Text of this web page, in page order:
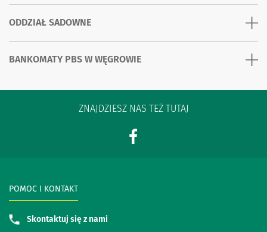
ODDZIAŁ SADOWNE
BANKOMATY PBS W WĘGROWIE
ZNAJDZIESZ NAS TEŻ TUTAJ
POMOC I KONTAKT
Skontaktuj się z nami